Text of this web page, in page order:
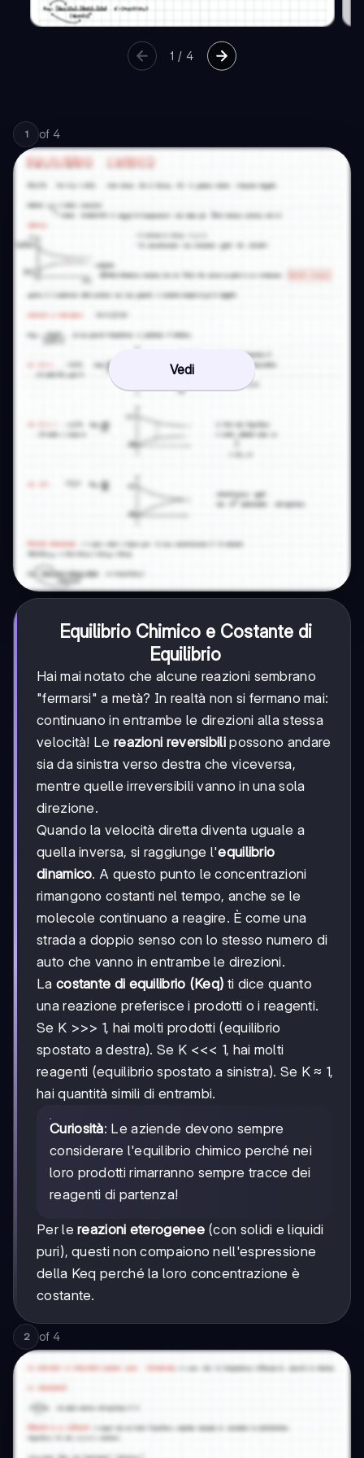
1 /4
1 of 4
Vedi
Equilibrio Chimico e Costante di
Equilibrio
Hai mai notato che alcune reazioni sembrano
"fermarsi" a metà? In realtà non si fermano mai:
continuano in entrambe le direzioni alla stessa
velocità! Le reazioni reversibilipossono andare
sia da sinistra verso destra che viceversa,
mentre quelle irreversibili vanno in una sola
direzione.
Quando la velocità diretta diventa uguale a
quella inversa, si raggiunge l'equilibrio
dinamico. A questo punto le concentrazioni
rimangono costanti nel tempo, anche se le
molecole continuano a reagire. È come una
strada a doppio senso con lo stesso numero di
auto che vanno in entrambe le direzioni.
La costante di equilibrio (Keq) ti dice quanto
una reazione preferisce i prodotti o i reagenti.
Se K >>> 1, hai molti prodotti (equilibrio
spostato a destra). Se K <<< 1, hai molti
reagenti (equilibrio spostato a sinistra). Se K ≈ 1,
hai quantità simili di entrambi.
Curiosità: Le aziende devono sempre
considerare l'equilibrio chimico perché nei
loro prodotti rimarranno sempre tracce dei
reagenti di partenza!
Per lereazioni eterogenee(con solidi e liquidi
puri), questi non compaiono nell'espressione
della Keq perché la loro concentrazione è
costante.
2 of 4